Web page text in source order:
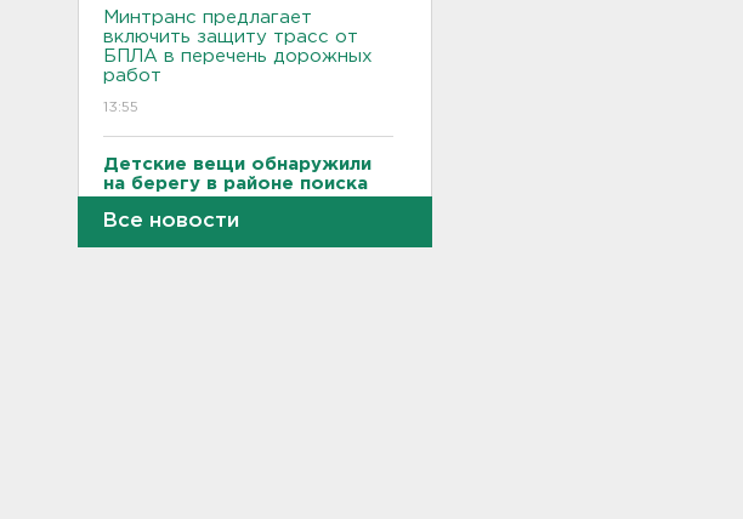
Минтранс предлагает
включить защиту трасс от
БПЛА в перечень дорожных
работ
13:55
Детские вещи обнаружили
на берегу в районе поиска
Новогорелово
Все новости